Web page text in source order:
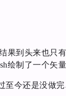
果到头来也只
绘制了一个矢量
至今还是没做